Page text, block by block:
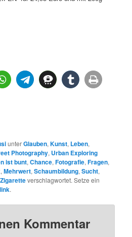
unterGlauben,Kunst, Leben,
Photography, Urban Exploring
ist bunt,Chance,Fotografie,Fragen,
,Mehrwert,Schaumbildung,Sucht,
Zigaretteverschlagwortet. Setze ein
.
Kommentar